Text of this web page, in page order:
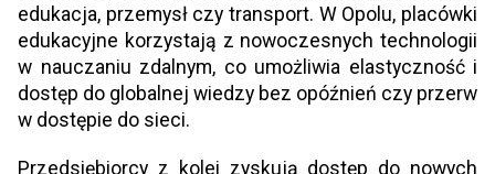
edukacja, przemysł czy transport. W Opolu, placówki
edukacyjne korzystają z nowoczesnych technologii
w nauczaniu zdalnym, co umożliwia elastyczność i
dostęp do globalnej wiedzy bez opóźnień czy przerw
w dostępie do sieci.
Przedsiębiorcy z kolei zyskują dostęp do nowych